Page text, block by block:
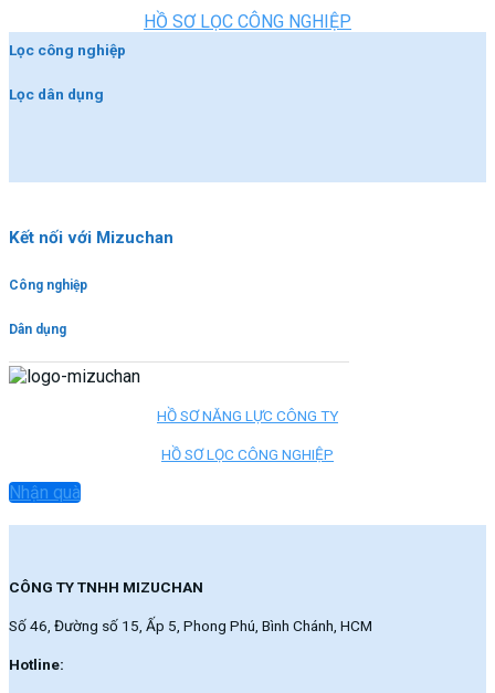
HỒ SƠ LỌC CÔNG NGHIỆP
Lọc công nghiệp
Lọc dân dụng
Kết nối với Mizuchan
Công nghiệp
Dân dụng
HỒ SƠ NĂNG LỰC CÔNG TY
HỒ SƠ LỌC CÔNG NGHIỆP
Nhận quà
CÔNG TY TNHH MIZUCHAN
Số 46, Đường số 15, Ấp 5, Phong Phú, Bình Chánh, HCM
Hotline: